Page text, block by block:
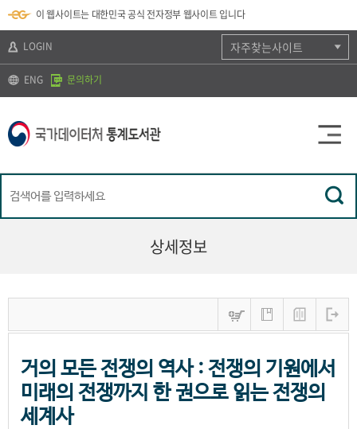
바
로
기
가
기
k
t
)
바
로
기
보
바
가
기
이 웹사이트는 대한민국 공식 전자정부 웹사이트 입니다
LOGIN
ENG 문의하기
자주찾는사이트
상세정보
거의 모든 전쟁의 역사 : 전쟁의 기원에서
미래의 전쟁까지 한 권으로 읽는 전쟁의
세계사